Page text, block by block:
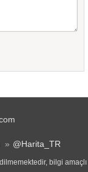
@Harita_TR
bilgi amaçlı